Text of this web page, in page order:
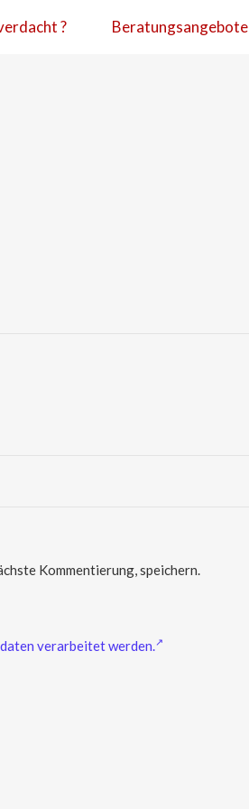
? Beratungsangebote
Kommentierung, speichern.
verarbeitet werden.